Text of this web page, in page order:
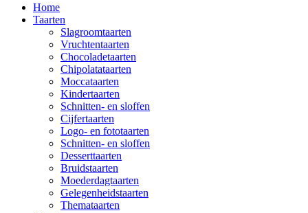
Home
Taarten
Slagroomtaarten
Vruchtentaarten
Chocoladetaarten
Chipolatataarten
Moccataarten
Kindertaarten
Schnitten- en sloffen
Cijfertaarten
Logo- en fototaarten
Schnitten- en sloffen
Desserttaarten
Bruidstaarten
Moederdagtaarten
Gelegenheidstaarten
Themataarten